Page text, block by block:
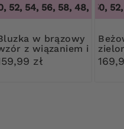
52, 54, 56, 58,48, 50, 52,
z wiązaniem i
zł
48, 50, 52,
Beżowa bluzka w